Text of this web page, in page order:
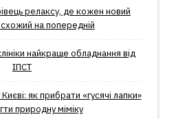
релаксу, де кожен новий
на попередній
найкраще обладнання від
ІПСТ
як прибрати «гусячі лапки»
природну міміку